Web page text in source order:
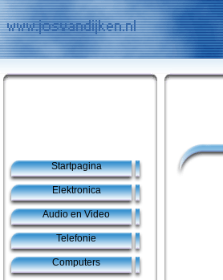
Startpagina
Elektronica
Audio en Video
Telefonie
Computers